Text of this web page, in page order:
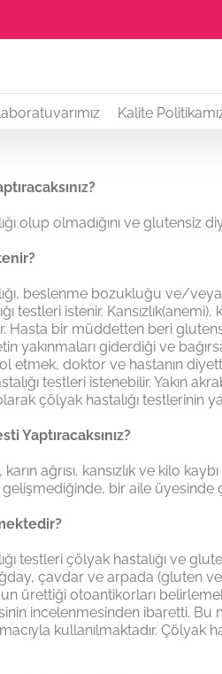
Kalite
olup olmadığını ve glutensiz
beslenme bozukluğu ve/veya
testleri istenir.
Hasta bir müddetten beri
yakınmaları giderdiği ve
etmek, doktor ve hastanın
testleri istenebilir. Yakın
çölyak hastalığı testlerinin
Yaptıracaksınız?
ağrısı, kansızlık ve kilo
bir aile üyesinde
testleri çölyak hastalığı ve
çavdar ve arpada (gluten
ürettiği otoantikorları
incelenmesinden ibaretti. Bu
kullanılmaktadır. Çölyak